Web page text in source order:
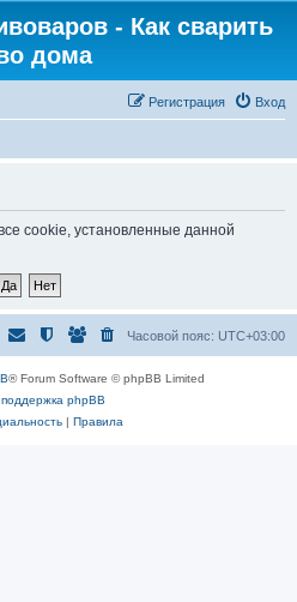
- Как cварить
дома
Вход
Регистрация
cookie, установленные данной
Часовой пояс: UTC+03:00
® Forum Software © phpBB Limited
поддержка phpBB
| Правила